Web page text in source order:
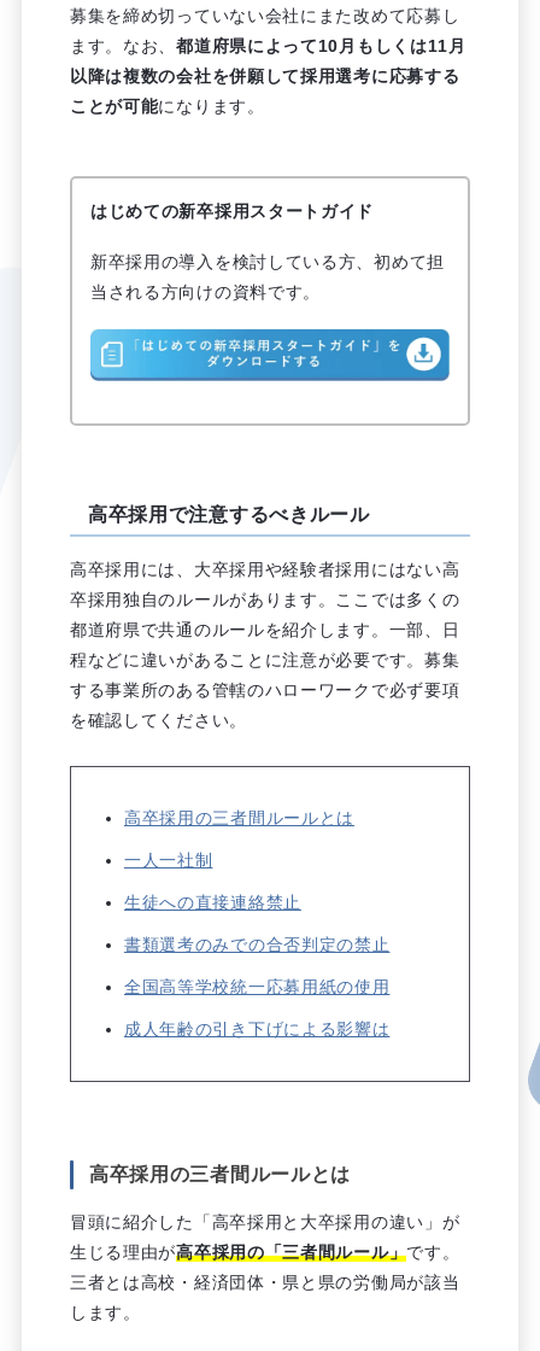
募集を締め切っていない会社にまた改めて応募し
ます。なお、都道府県によって10月もしくは11月
以降は複数の会社を併願して採用選考に応募する
ことが可能になります。
はじめての新卒採用スタートガイド
新卒採用の導入を検討している方、初めて担
当される方向けの資料です。
高卒採用で注意するべきルール
高卒採用には、大卒採用や経験者採用にはない高
卒採用独自のルールがあります。ここでは多くの
都道府県で共通のルールを紹介します。一部、日
程などに違いがあることに注意が必要です。募集
する事業所のある管轄のハローワークで必ず要項
を確認してください。
高卒採用の三者間ルールとは
一人一社制
生徒への直接連絡禁止
書類選考のみでの合否判定の禁止
全国高等学校統一応募用紙の使用
成人年齢の引き下げによる影響は
高卒採用の三者間ルールとは
冒頭に紹介した「高卒採用と大卒採用の違い」が
生じる理由が高卒採用の「三者間ルール」です。
三者とは高校・経済団体・県と県の労働局が該当
します。